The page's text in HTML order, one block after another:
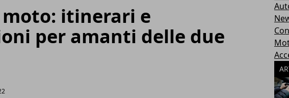
itinerari e
per amanti delle due